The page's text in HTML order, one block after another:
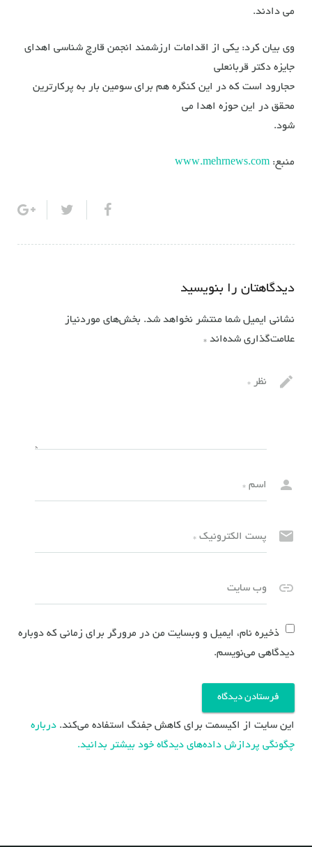
می دادند.
وی بیان کرد: یکی از اقدامات ارزشمند انجمن قارچ شناسی اهدای
جایزه دکتر قربانعلی
حجارود است که در این کنگره هم برای سومین بار به پرکارترین
محقق در این حوزه اهدا می
شود.
منبع: www.mehrnews.com
دیدگاهتان را بنویسید
نشانی ایمیل شما منتشر نخواهد شد. بخش‌های موردنیاز
علامت‌گذاری شده‌اند *
نظر *
اسم *
پست الکترونیک *
وب سایت
ذخیره نام، ایمیل و وبسایت من در مرورگر برای زمانی که دوباره
دیدگاهی می‌نویسم.
این سایت از اکیسمت برای کاهش جفنگ استفاده می‌کند. درباره
چگونگی پردازش داده‌های دیدگاه خود بیشتر بدانید.